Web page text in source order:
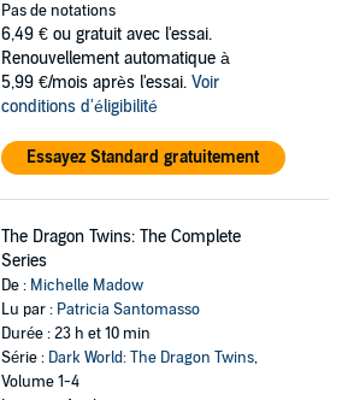
Pas de notations
6,49 € ou gratuit avec l'essai.
Renouvellement automatique à
5,99 €/mois après l'essai. Voir
conditions d'éligibilité
Essayez Standard gratuitement
The Dragon Twins: The Complete
Series
De : Michelle Madow
Lu par : Patricia Santomasso
Durée : 23 h et 10 min
Série : Dark World: The Dragon Twins,
Volume 1-4